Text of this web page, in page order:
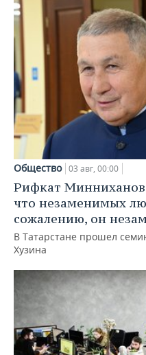
Общество 03 авг, 00:00
Рифкат
что незаменимых
сожалению, он
В Татарстане прошел
Хузина